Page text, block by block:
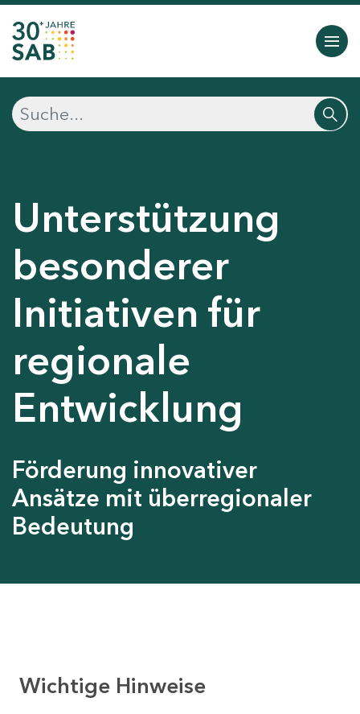
Unterstützung
besonderer
Initiativen für
regionale
Entwicklung
Förderung innovativer
Ansätze mit überregionaler
Bedeutung
Wichtige Hinweise